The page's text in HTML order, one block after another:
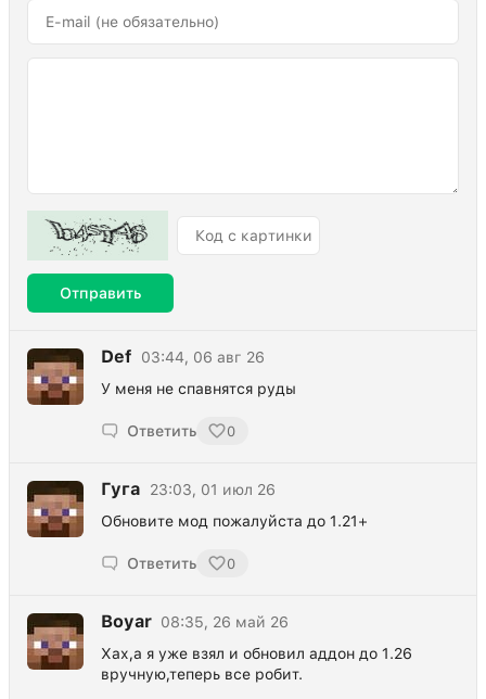
Отправить
Def
03:44, 06 авг 26
У меня не спавнятся руды
Ответить 0
Гуга
23:03, 01 июл 26
Обновите мод пожалуйста до 1.21+
Ответить 0
Boyar 08:35, 26 май 26
Хах,а я уже взял и обновил аддон до 1.26
вручную,теперь все робит.